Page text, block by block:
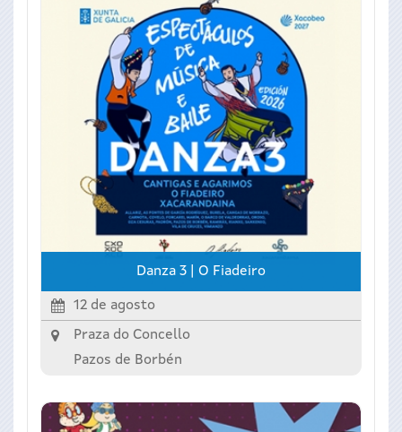
Danza 3 | O Fiadeiro
12 de agosto
Praza do Concello
Pazos de Borbén